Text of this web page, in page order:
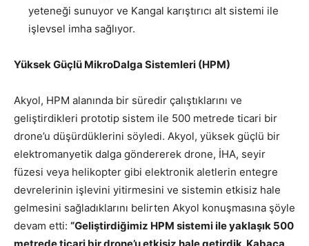
yeteneği sunuyor ve Kangal karıştırıcı alt sistemi ile
işlevsel imha sağlıyor.
Yüksek Güçlü MikroDalga Sistemleri (HPM)
Akyol, HPM alanında bir süredir çalıştıklarını ve
geliştirdikleri prototip sistem ile 500 metrede ticari bir
drone’u düşürdüklerini söyledi. Akyol, yüksek güçlü bir
elektromanyetik dalga göndererek drone, İHA, seyir
füzesi veya helikopter gibi elektronik aletlerin entegre
devrelerinin işlevini yitirmesini ve sistemin etkisiz hale
gelmesini sağladıklarını belirten Akyol konuşmasına şöyle
devam etti: “Geliştirdiğimiz HPM sistemi ile yaklaşık 500